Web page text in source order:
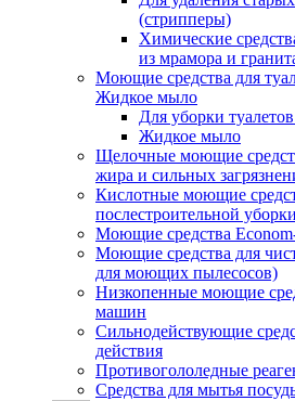
(стрипперы)
Химические
из мрамора и
Моющие средства для
Жидкое мыло
Для уборки
Жидкое мыло
Щелочные моющие
жира и сильных
Кислотные моющие
послестроительной уборки
Моющие средства
Моющие средства для
для моющих пылесосов)
Низкопенные моющие
машин
Сильнодействующие
действия
Противогололедные
Средства для мытья